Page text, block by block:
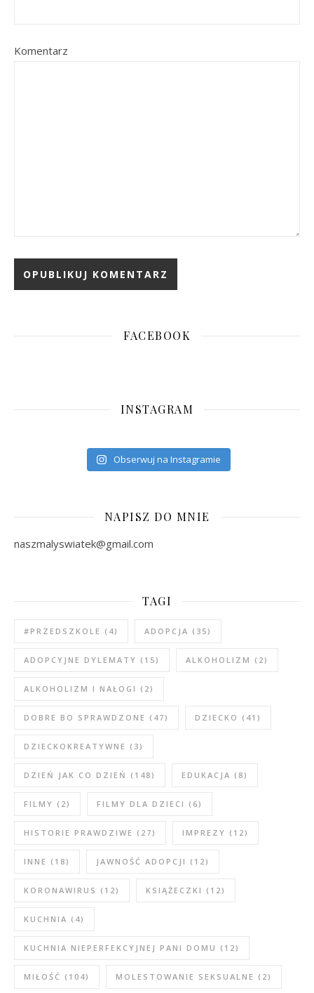
Komentarz
FACEBOOK
INSTAGRAM
Obserwuj na Instagramie
NAPISZ DO MNIE
naszmalyswiatek@gmail.com
TAGI
#PRZEDSZKOLE (4) ADOPCJA (35)
ADOPCYJNE DYLEMATY (15) ALKOHOLIZM (2)
ALKOHOLIZM I NAŁOGI (2)
DOBRE BO SPRAWDZONE (47) DZIECKO (41)
DZIECKOKREATYWNE (3)
DZIEŃ JAK CO DZIEŃ (148) EDUKACJA (8)
FILMY (2) FILMY DLA DZIECI (6)
HISTORIE PRAWDZIWE (27) IMPREZY (12)
INNE (18) JAWNOŚĆ ADOPCJI (12)
KORONAWIRUS (12) KSIĄŻECZKI (12)
KUCHNIA (4)
KUCHNIA NIEPERFEKCYJNEJ PANI DOMU (12)
MIŁOŚĆ (104) MOLESTOWANIE SEKSUALNE (2)